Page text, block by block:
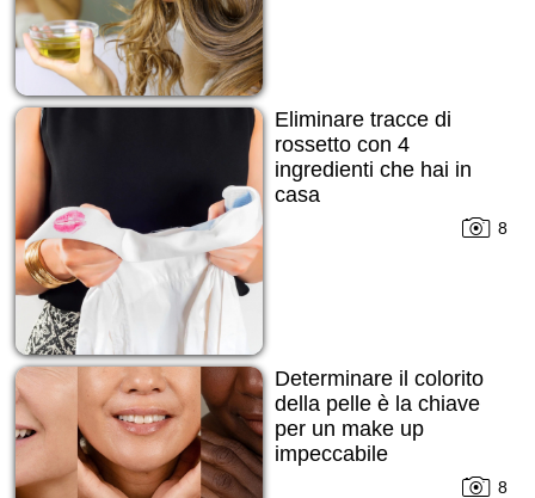
Eliminare tracce di
rossetto con 4
ingredienti che hai in
casa
8
Determinare il colorito
della pelle è la chiave
per un make up
impeccabile
8